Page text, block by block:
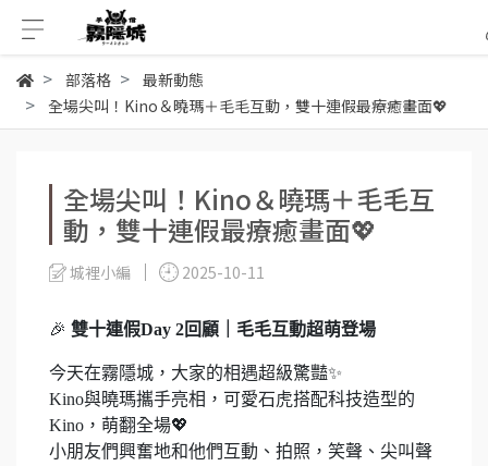
部落格
最新動態
全場尖叫！Kino＆曉瑪＋毛毛互動，雙十連假最療癒畫面💖
全場尖叫！Kino＆曉瑪＋毛毛互
動，雙十連假最療癒畫面💖
城裡小編 2025-10-11
🎉 雙十連假Day 2回顧｜毛毛互動超萌登場
今天在霧隱城，大家的相遇超級驚豔✨
Kino與曉瑪攜手亮相，可愛石虎搭配科技造型的
Kino，萌翻全場💖
小朋友們興奮地和他們互動、拍照，笑聲、尖叫聲